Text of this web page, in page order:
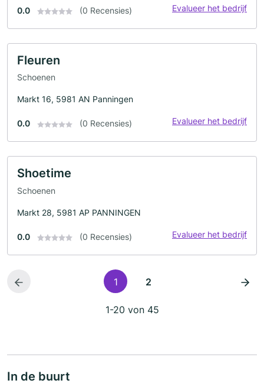
0.0 (0 Recensies) Evalueer het bedrijf
Fleuren
Schoenen
Markt 16, 5981 AN Panningen
0.0 (0 Recensies) Evalueer het bedrijf
Shoetime
Schoenen
Markt 28, 5981 AP PANNINGEN
0.0 (0 Recensies) Evalueer het bedrijf
1 2
1-20 von 45
In de buurt